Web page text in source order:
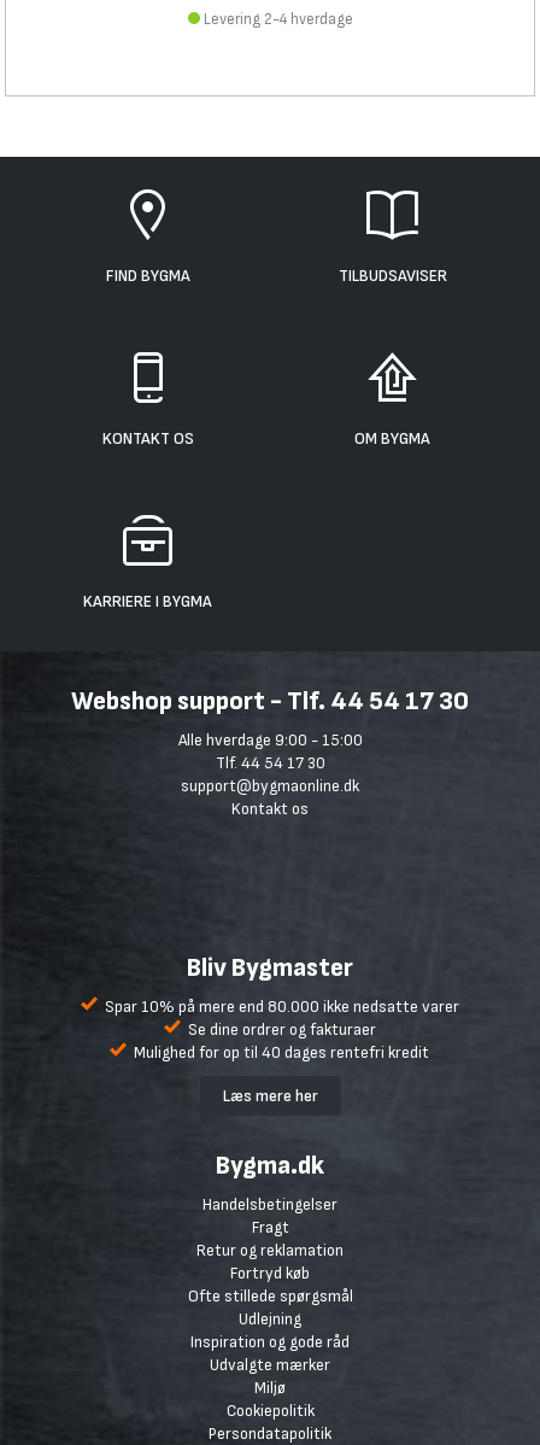
Levering 2-4 hverdage
FIND BYGMA TILBUDSAVISER
KONTAKT OS OM BYGMA
KARRIERE I BYGMA
Webshop support - Tlf. 44 54 17 30
Alle hverdage 9:00 - 15:00
Tlf. 44 54 17 30
support@bygmaonline.dk
Kontakt os
Bliv Bygmaster
Spar 10% på mere end 80.000 ikke nedsatte varer
Se dine ordrer og fakturaer
Mulighed for op til 40 dages rentefri kredit
Læs mere her
Bygma.dk
Handelsbetingelser
Fragt
Retur og reklamation
Fortryd køb
Ofte stillede spørgsmål
Udlejning
Inspiration og gode råd
Udvalgte mærker
Miljø
Cookiepolitik
Persondatapolitik